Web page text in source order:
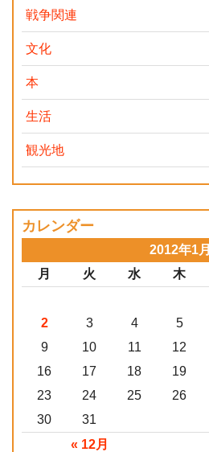
戦争関連
文化
本
生活
観光地
カレンダー
2012年1月
月
火 水 木
« 12月
2
3 4 5
9
10 11 12
16
17 18 19
23
24 25 26
30
31